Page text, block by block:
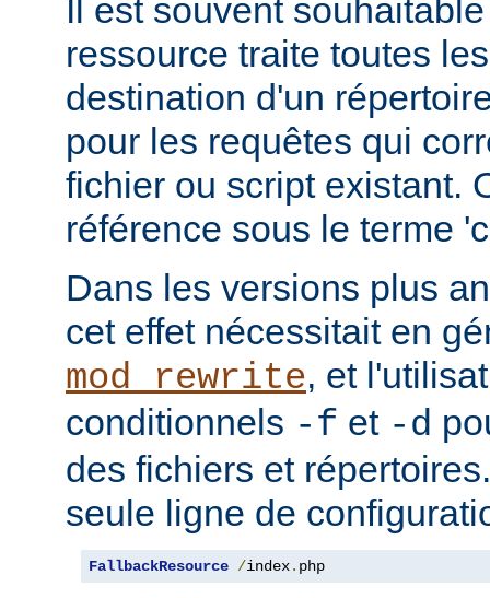
Il est souvent
ressource traite toutes
destination d'un
pour les requêtes qui
fichier ou script existant.
référence sous le terme
Dans les versions plus
cet effet nécessitait en
mod_rewrite, et
conditionnels -f et -d
des fichiers et
seule ligne de
FallbackResource /index. php